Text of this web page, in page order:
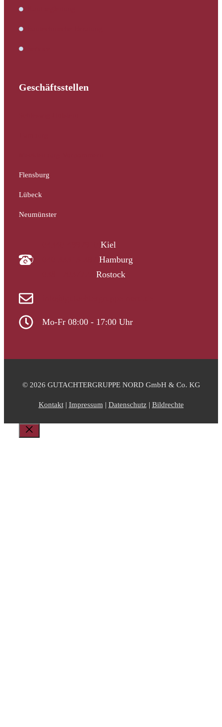
Geschäftsstellen
Flensburg
Lübeck
Neumünster
Kiel
Hamburg
Rostock
Mo-Fr 08:00 - 17:00 Uhr
© 2026 GUTACHTERGRUPPE NORD GmbH & Co. KG
Kontakt| Impressum| Datenschutz| Bildrechte
Schließen